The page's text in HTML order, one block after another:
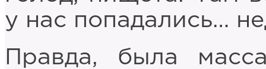
у нас попадались…
Правда, была